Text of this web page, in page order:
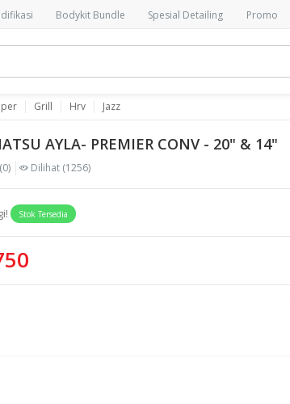
Bodykit Bundle Spesial Detailing Promo
Grill Hrv Jazz
AYLA- PREMIER CONV - 20" & 14"
(0) Dilihat (1256)
Stok Tersedia